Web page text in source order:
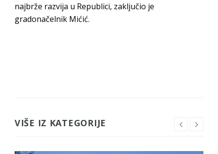
najbrže razvija u Republici, zaključio je
gradonačelnik Mićić.
VIŠE IZ KATEGORIJE